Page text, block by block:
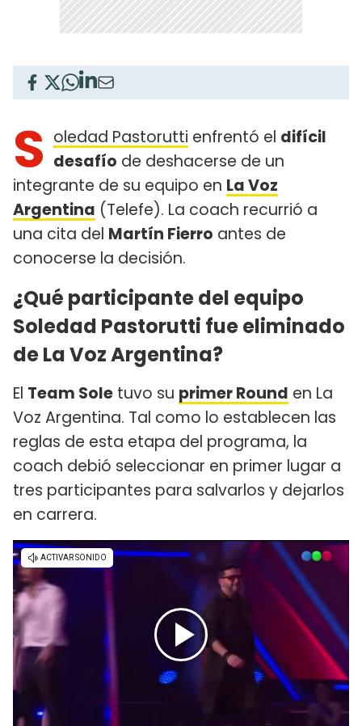
S oledad Pastorutti enfrentó el difícil
desafío de deshacerse de un
integrante de su equipo en La Voz
Argentina (Telefe). La coach recurrió a
una cita del Martín Fierro antes de
conocerse la decisión.
¿Qué participante del equipo
Soledad Pastorutti fue eliminado
de La Voz Argentina?
El Team Sole tuvo su primer Round en La
Voz Argentina. Tal como lo establecen las
reglas de esta etapa del programa, la
coach debió seleccionar en primer lugar a
tres participantes para salvarlos y dejarlos
en carrera.